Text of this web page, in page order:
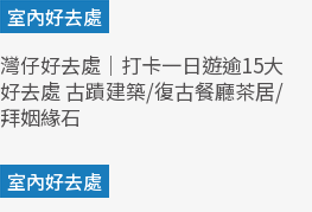
室內好去處
灣仔好去處｜打卡一日遊逾15大
好去處 古蹟建築/復古餐廳茶居/
拜姻緣石
室內好去處